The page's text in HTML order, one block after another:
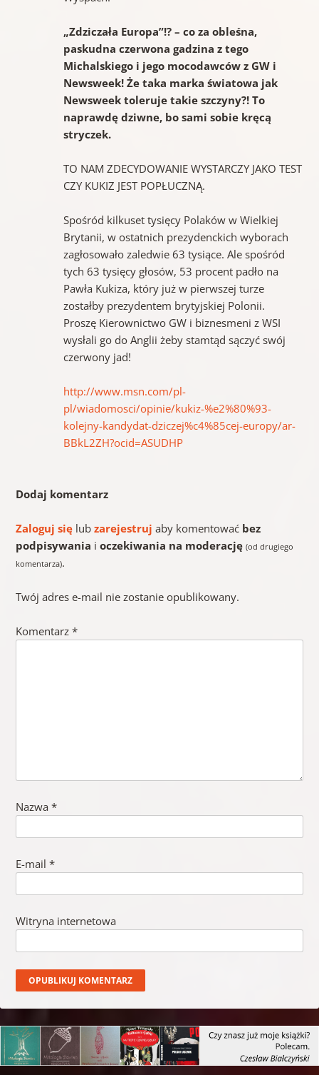
„Zdziczała Europa”!? – co za obleśna,
paskudna czerwona gadzina z tego
Michalskiego i jego mocodawców z GW i
Newsweek! Że taka marka światowa jak
Newsweek toleruje takie szczyny?! To
naprawdę dziwne, bo sami sobie kręcą
stryczek.
TO NAM ZDECYDOWANIE WYSTARCZY JAKO TEST
CZY KUKIZ JEST POPŁUCZNĄ.
Spośród kilkuset tysięcy Polaków w Wielkiej
Brytanii, w ostatnich prezydenckich wyborach
zagłosowało zaledwie 63 tysiące. Ale spośród
tych 63 tysięcy głosów, 53 procent padło na
Pawła Kukiza, który już w pierwszej turze
zostałby prezydentem brytyjskiej Polonii.
Proszę Kierownictwo GW i biznesmeni z WSI
wysłali go do Anglii żeby stamtąd sączyć swój
czerwony jad!
http://www.msn.com/pl-
pl/wiadomosci/opinie/kukiz-%e2%80%93-
kolejny-kandydat-dziczej%c4%85cej-europy/ar-
BBkL2ZH?ocid=ASUDHP
Dodaj komentarz
Zaloguj sięlub zarejestruj aby komentować bez
podpisywania i oczekiwania na moderację (od drugiego
komentarza).
Twój adres e-mail nie zostanie opublikowany.
Komentarz *
Nazwa *
E-mail *
Witryna internetowa